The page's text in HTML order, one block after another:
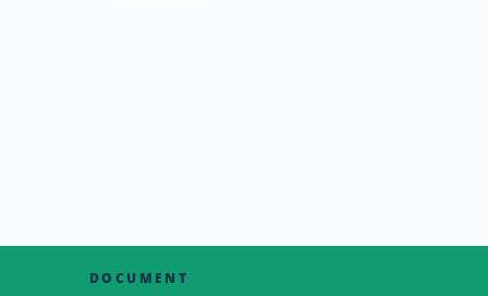
DOCUMENT